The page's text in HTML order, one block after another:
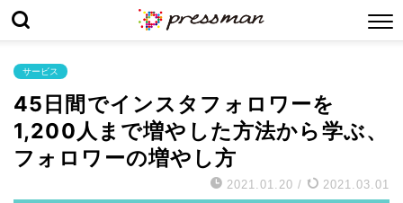
サービス
45日間でインスタフォロワーを
1,200人まで増やした方法から学ぶ、
フォロワーの増やし方
2021.01.20 / 2021.03.01